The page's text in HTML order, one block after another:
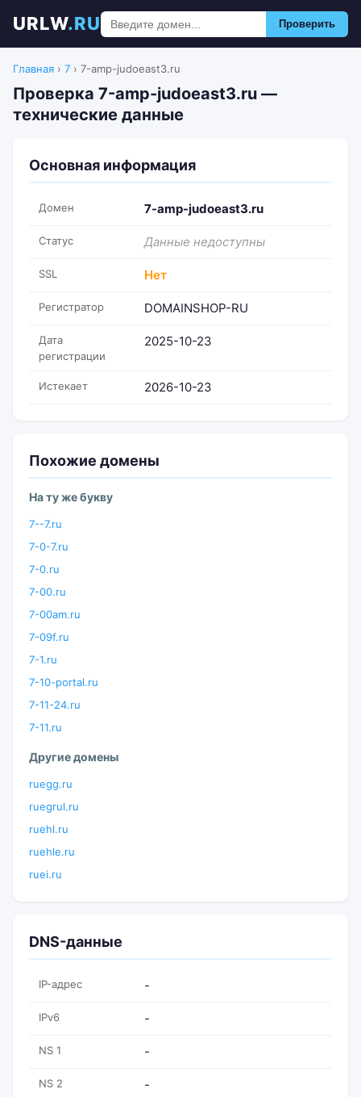
URLW.RU Проверить
Главная › 7 › 7-amp-judoeast3.ru
Проверка 7-amp-judoeast3.ru —
технические данные
Основная информация
Домен 7-amp-judoeast3.ru
Статус Данные недоступны
SSL Нет
Регистратор DOMAINSHOP-RU
Дата
регистрации
2025-10-23
Истекает 2026-10-23
Похожие домены
На ту же букву
7--7.ru
7-0-7.ru
7-0.ru
7-00.ru
7-00am.ru
7-09f.ru
7-1.ru
7-10-portal.ru
7-11-24.ru
7-11.ru
Другие домены
ruegg.ru
ruegrul.ru
ruehl.ru
ruehle.ru
ruei.ru
DNS-данные
IP-адрес -
IPv6 -
NS 1 -
NS 2 -